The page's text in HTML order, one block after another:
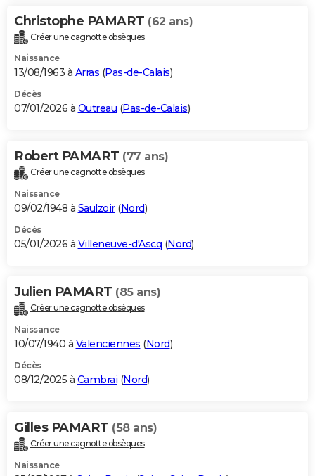
Christophe PAMART (62 ans)
Créer une cagnotte obsèques
Naissance
13/08/1963 à Arras (Pas-de-Calais)
Décès
07/01/2026 à Outreau (Pas-de-Calais)
Robert PAMART (77 ans)
Créer une cagnotte obsèques
Naissance
09/02/1948 à Saulzoir(Nord)
Décès
05/01/2026 à Villeneuve-d'Ascq (Nord)
Julien PAMART (85 ans)
Créer une cagnotte obsèques
Naissance
10/07/1940 à Valenciennes (Nord)
Décès
08/12/2025 à Cambrai (Nord)
Gilles PAMART (58 ans)
Créer une cagnotte obsèques
Naissance